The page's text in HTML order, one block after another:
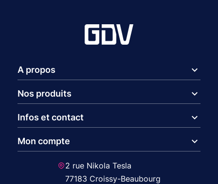
A propos expand_more
Nos produits expand_more
Infos et contact expand_more
Mon compte expand_more
2 rue Nikola Tesla
77183 Croissy-Beaubourg